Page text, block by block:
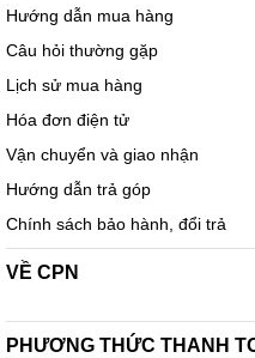
Hướng dẫn mua hàng
Câu hỏi thường gặp
Lịch sử mua hàng
Hóa đơn điện tử
Vận chuyển và giao nhận
Hướng dẫn trả góp
Chính sách bảo hành, đổi trả
VỀ CPN
PHƯƠNG THỨC THANH